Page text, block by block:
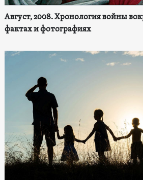
Август, 2008. Хронология войны
фактах и фотографиях